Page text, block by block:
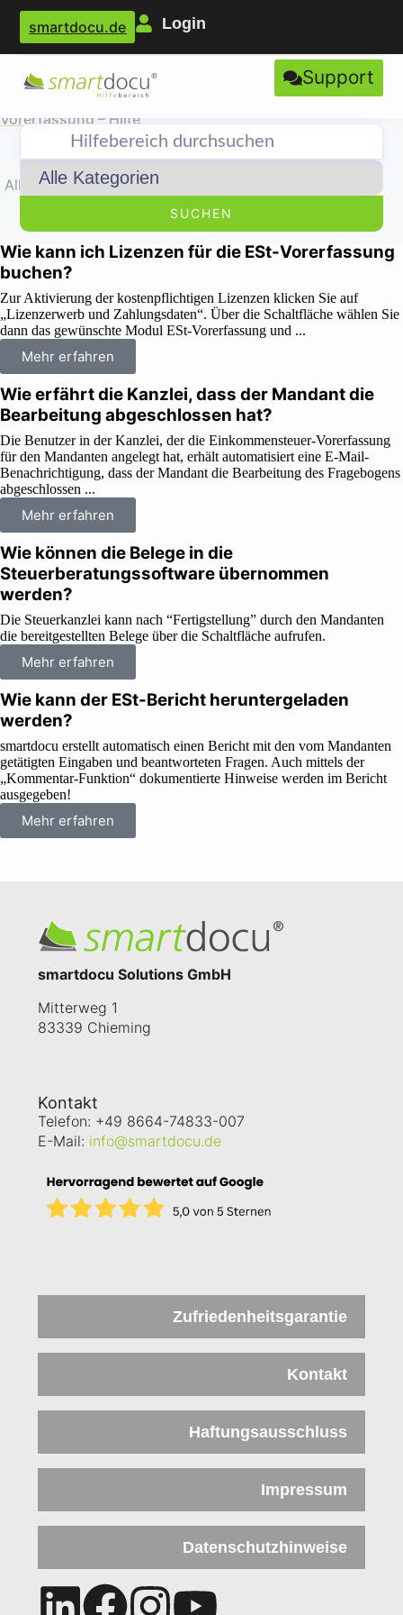
smartdocu.de Login
Support
SUCHEN
ESt-Vorerfassung - Hilfebereich
Sie sind momentan hier: smartdocu Hilfebereich•ESt-
Vorerfassung – Hilfe
Alles Benutzerverwaltung
Wie kann ich Lizenzen für die ESt-Vorerfassung
buchen?
Zur Aktivierung der kostenpflichtigen Lizenzen klicken Sie auf
„Lizenzerwerb und Zahlungsdaten“. Über die Schaltfläche wählen Sie
dann das gewünschte Modul ESt-Vorerfassung und ...
Mehr erfahren
Wie erfährt die Kanzlei, dass der Mandant die
Bearbeitung abgeschlossen hat?
Die Benutzer in der Kanzlei, der die Einkommensteuer-Vorerfassung
für den Mandanten angelegt hat, erhält automatisiert eine E-Mail-
Benachrichtigung, dass der Mandant die Bearbeitung des Fragebogens
abgeschlossen ...
Mehr erfahren
Wie können die Belege in die
Steuerberatungssoftware übernommen
werden?
Die Steuerkanzlei kann nach “Fertigstellung” durch den Mandanten
die bereitgestellten Belege über die Schaltfläche aufrufen.
Mehr erfahren
Wie kann der ESt-Bericht heruntergeladen
werden?
smartdocu erstellt automatisch einen Bericht mit den vom Mandanten
getätigten Eingaben und beantworteten Fragen. Auch mittels der
„Kommentar-Funktion“ dokumentierte Hinweise werden im Bericht
ausgegeben!
Mehr erfahren
smartdocu Solutions GmbH
Mitterweg 1
83339 Chieming
Kontakt
Telefon: +49 8664-74833-007
E-Mail: info@smartdocu.de
Zufriedenheitsgarantie
Kontakt
Haftungsausschluss
Impressum
Datenschutzhinweise